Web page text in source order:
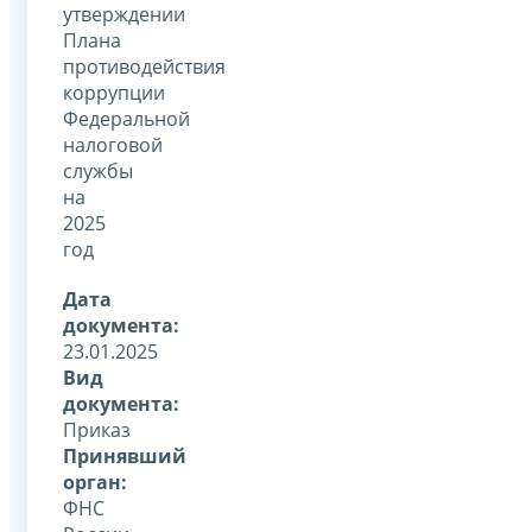
утверждении
Плана
противодействия
коррупции
Федеральной
налоговой
службы
на
2025
год
Дата
документа:
23.01.2025
Вид
документа:
Приказ
Принявший
орган:
ФНС